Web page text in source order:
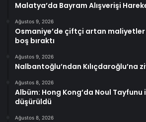
Malatya’da Bayram Alışverişi
Ağustos 9, 2026
Osmaniye’de çiftçi artan maliyetler
boş bıraktı
Ağustos 9, 2026
Nalbantoğlu’ndan Kılıçdaroğlu’na
Ağustos 8, 2026
Albüm: Hong Kong’da Noul Tayfunu
düşürüldü
Ağustos 8, 2026